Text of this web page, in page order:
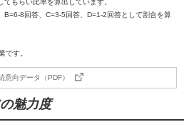
てもらい比率を算出しています。
8回答、C=3-5回答、D=1-2回答として割合を算
です。
意向データ（PDF）
魅力度